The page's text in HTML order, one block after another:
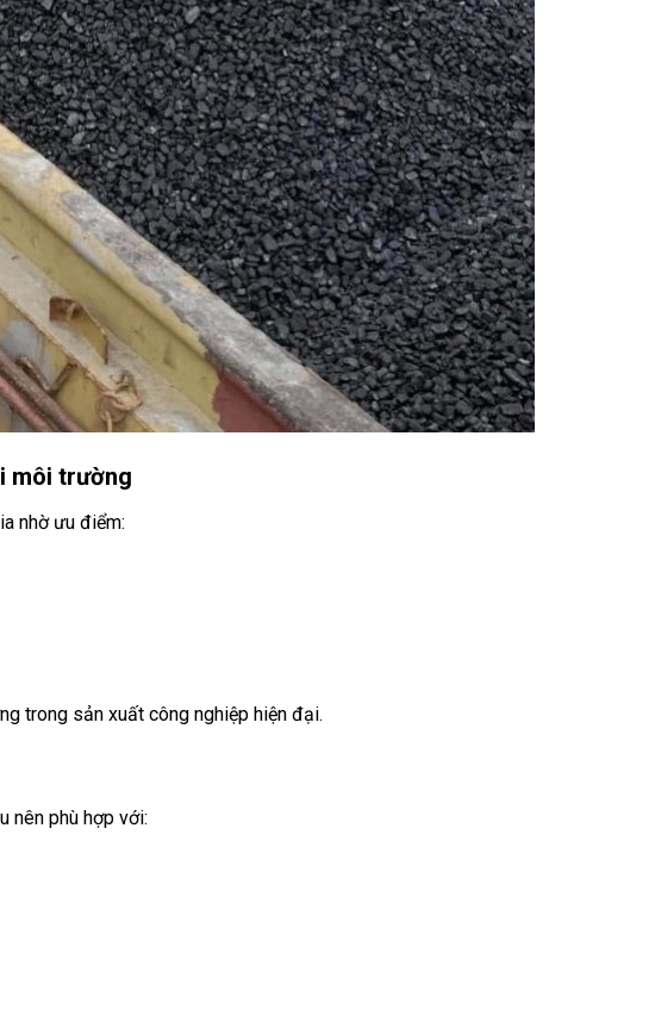
môi trường
nhờ ưu điểm:
trong sản xuất công nghiệp hiện đại.
nên phù hợp với: